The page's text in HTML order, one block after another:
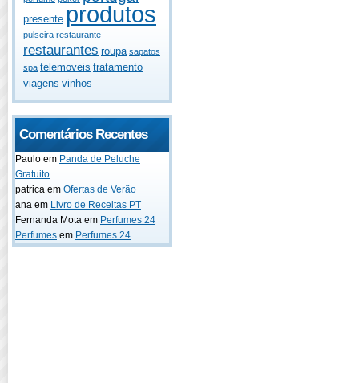
presente produtos
pulseira restaurante
restaurantes roupa sapatos
spa telemoveis tratamento
viagens vinhos
Comentários Recentes
Paulo em Panda de Peluche
Gratuito
patrica em Ofertas de Verão
ana em Livro de Receitas PT
Fernanda Mota em Perfumes 24
Perfumes em Perfumes 24